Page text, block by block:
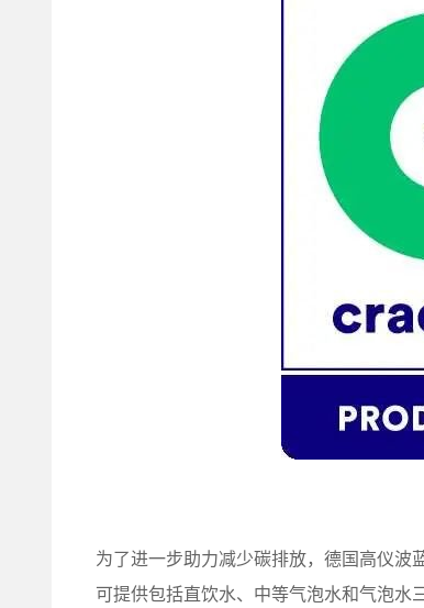
为了进一步助力减少碳排放，德国高仪波
可提供包括直饮水、中等气泡水和气泡水